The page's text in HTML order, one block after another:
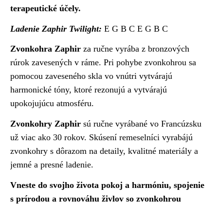
terapeutické účely.
Ladenie Zaphir Twilight: E G B C E G B C
Zvonkohra Zaphir za ručne vyrába z bronzových
rúrok zavesených v ráme. Pri pohybe zvonkohrou sa
pomocou zaveseného skla vo vnútri vytvárajú
harmonické tóny, ktoré rezonujú a vytvárajú
upokojujúcu atmosféru.
Zvonkohry Zaphir sú ručne vyrábané vo Francúzsku
už viac ako 30 rokov. Skúsení remeselníci vyrabájú
zvonkohry s dôrazom na detaily, kvalitné materiály a
jemné a presné ladenie.
Vneste do svojho života pokoj a harmóniu, spojenie
s prírodou a rovnováhu živlov so zvonkohrou